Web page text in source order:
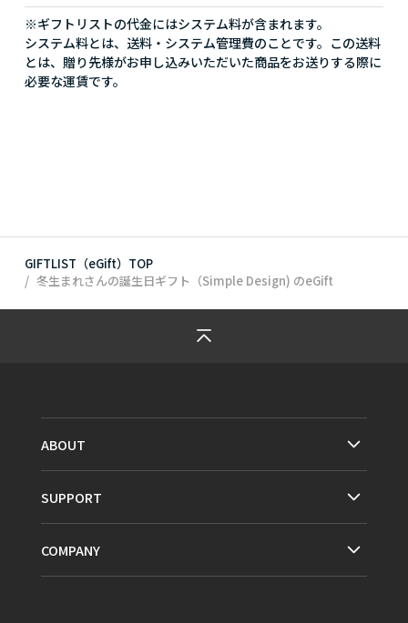
※ギフトリストの代金にはシステム料が含まれます。
システム料とは、送料・システム管理費のことです。この送料
とは、贈り先様がお申し込みいただいた商品をお送りする際に
必要な運賃です。
GIFTLIST（eGift）TOP
冬生まれさんの誕生日ギフト（Simple Design) のeGift
ABOUT
SUPPORT
COMPANY